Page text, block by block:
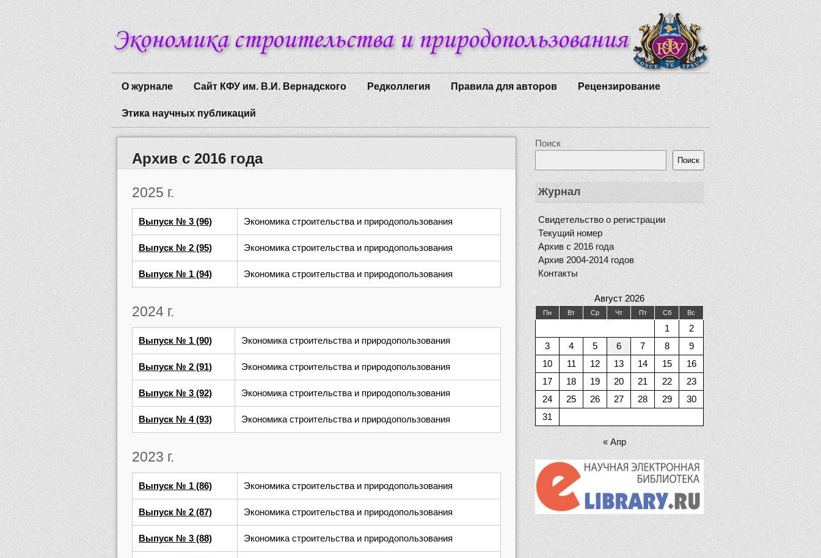
О журнале Сайт КФУ им. В.И. Вернадского Редколлегия Правила для авторов Рецензирование
Этика научных публикаций
Архив с 2016 года
2025 г.
Выпуск № 3 (96) Экономика строительства и природопользования
Выпуск № 2 (95) Экономика строительства и природопользования
Выпуск № 1 (94) Экономика строительства и природопользования
2024 г.
Выпуск № 1 (90) Экономика строительства и природопользования
Выпуск № 2 (91) Экономика строительства и природопользования
Выпуск № 3 (92) Экономика строительства и природопользования
Выпуск № 4 (93) Экономика строительства и природопользования
2023 г.
Выпуск № 1 (86) Экономика строительства и природопользования
Выпуск № 2 (87) Экономика строительства и природопользования
Выпуск № 3 (88) Экономика строительства и природопользования
Поиск
Поиск
Журнал
Свидетельство о регистрации
Текущий номер
Архив с 2016 года
Архив 2004-2014 годов
Контакты
Август 2026
Пн Вт Ср Чт Пт Сб Вс
1
2
3
4 5 6 7 8
9
10
11 12 13 14 15
16
17
18 19 20 21 22
23
24
25 26 27 28 29
30
31
« Апр